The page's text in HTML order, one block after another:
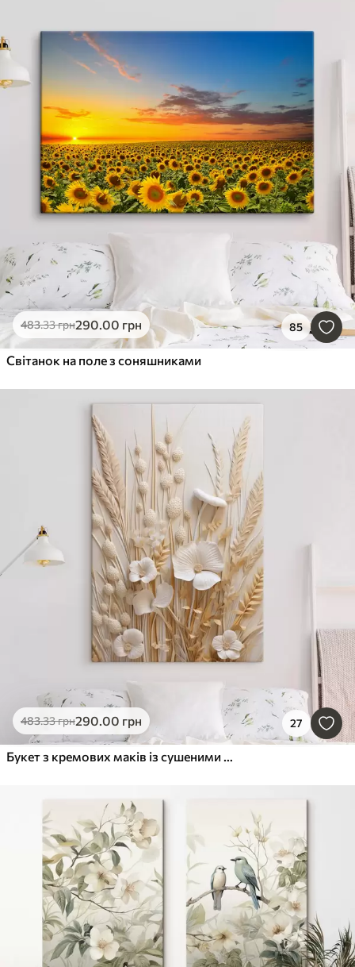
483.33грн290.00 грн 85
Світанок на поле з соняшниками
483.33грн290.00 грн 27
Букет з кремових маків із сушеними стеблами пшениці